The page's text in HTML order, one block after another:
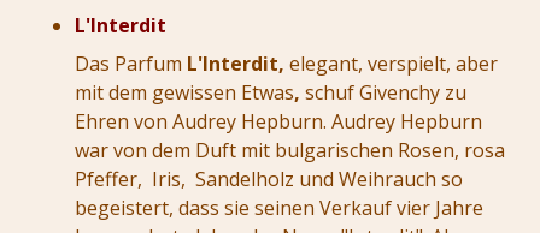
L'Interdit
Das Parfum L'Interdit, elegant, verspielt, aber
mit dem gewissen Etwas,schuf Givenchy zu
Ehren von Audrey Hepburn. Audrey Hepburn
war von dem Duft mit bulgarischen Rosen, rosa
Pfeffer, Iris, Sandelholz und Weihrauch so
begeistert, dass sie seinen Verkauf vier Jahre